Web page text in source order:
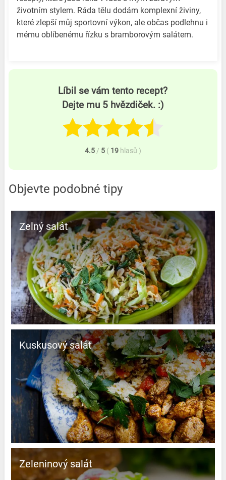
životním stylem. Ráda tělu dodám komplexní živiny,
které zlepší můj sportovní výkon, ale občas podlehnu i
mému oblíbenému řízku s bramborovým salátem.
Líbil se vám tento recept?
Dejte mu 5 hvězdiček. :)
4.5 / 5 ( 19 hlasů )
Objevte podobné tipy
Zelný salát
Kuskusový salát
Zeleninový salát